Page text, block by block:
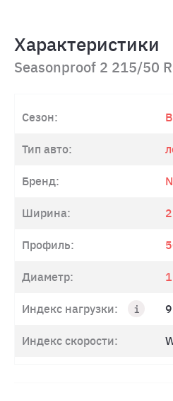
Характеристики
Seasonproof 2 215/50
Сезон:
Тип авто:
Бренд:
Ширина:
Профиль:
Диаметр:
Индекс нагрузки:
Индекс скорости: